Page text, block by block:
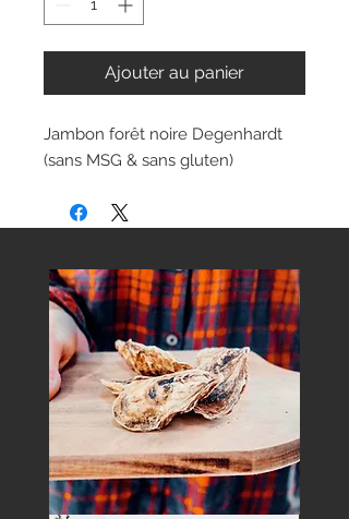
Ajouter au panier
Jambon forêt noire Degenhardt
(sans MSG & sans gluten)